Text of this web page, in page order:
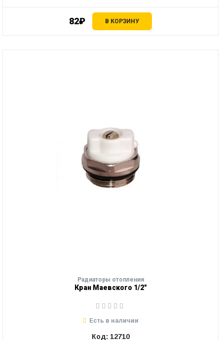
82₽ В КОРЗИНУ
Радиаторы отопления
Кран Маевского 1/2"
Есть в наличии
Код: 12710